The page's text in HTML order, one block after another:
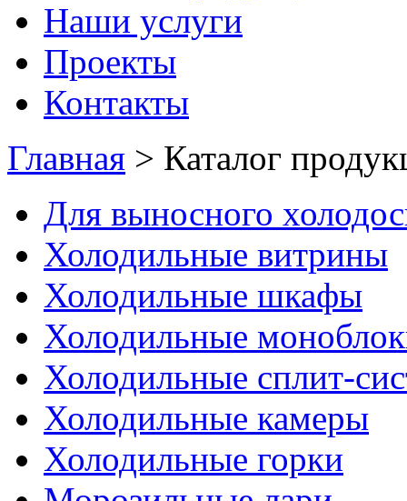
Наши услуги
Проекты
Контакты
Главная > Каталог
Для выносного
Холодильные витрины
Холодильные шкафы
Холодильные
Холодильные сплит-
Холодильные камеры
Холодильные горки